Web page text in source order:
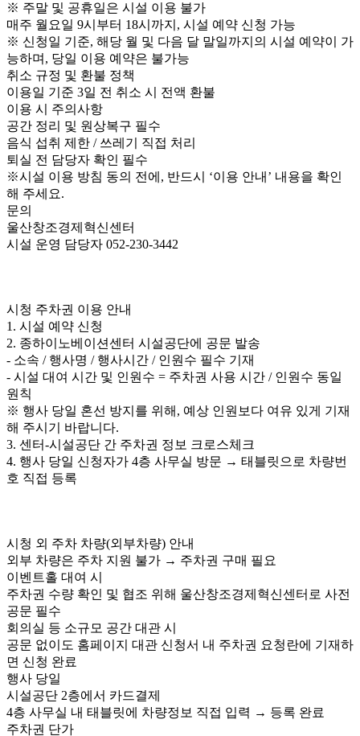
※ 주말 및 공휴일은 시설 이용 불가
매주 월요일 9시부터 18시까지, 시설 예약 신청 가능
※ 신청일 기준, 해당 월 및 다음 달 말일까지의 시설 예약이 가
능하며, 당일 이용 예약은 불가능
취소 규정 및 환불 정책
이용일 기준 3일 전 취소 시 전액 환불
이용 시 주의사항
공간 정리 및 원상복구 필수
음식 섭취 제한 / 쓰레기 직접 처리
퇴실 전 담당자 확인 필수
※시설 이용 방침 동의 전에, 반드시 ‘이용 안내’ 내용을 확인
해 주세요.
문의
울산창조경제혁신센터
시설 운영 담당자 052-230-3442
시청 주차권 이용 안내
1. 시설 예약 신청
2. 종하이노베이션센터 시설공단에 공문 발송
- 소속 / 행사명 / 행사시간 / 인원수 필수 기재
- 시설 대여 시간 및 인원수 = 주차권 사용 시간 / 인원수 동일
원칙
※ 행사 당일 혼선 방지를 위해, 예상 인원보다 여유 있게 기재
해 주시기 바랍니다.
3. 센터-시설공단 간 주차권 정보 크로스체크
4. 행사 당일 신청자가 4층 사무실 방문 → 태블릿으로 차량번
호 직접 등록
시청 외 주차 차량(외부차량) 안내
외부 차량은 주차 지원 불가 → 주차권 구매 필요
이벤트홀 대여 시
주차권 수량 확인 및 협조 위해 울산창조경제혁신센터로 사전
공문 필수
회의실 등 소규모 공간 대관 시
공문 없이도 홈페이지 대관 신청서 내 주차권 요청란에 기재하
면 신청 완료
행사 당일
시설공단 2층에서 카드결제
4층 사무실 내 태블릿에 차량정보 직접 입력 → 등록 완료
주차권 단가